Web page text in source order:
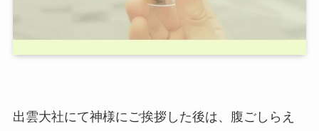
出雲大社にて神様にご挨拶した後は、腹ごしらえ